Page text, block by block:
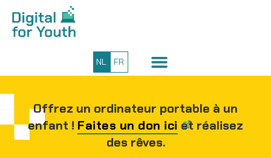
NL FR
Offrez un ordinateur portable à un
enfant ! Faites un don ici et réalisez
des rêves.